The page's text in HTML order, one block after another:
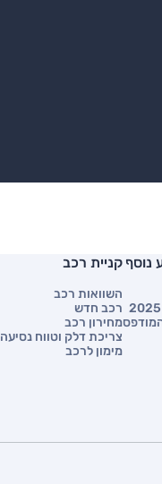
נוסף קניית רכב
השוואות רכב
רכב חדש
מחירון רכב
צריכת דלק וטווח נסיעה
מימון לרכב